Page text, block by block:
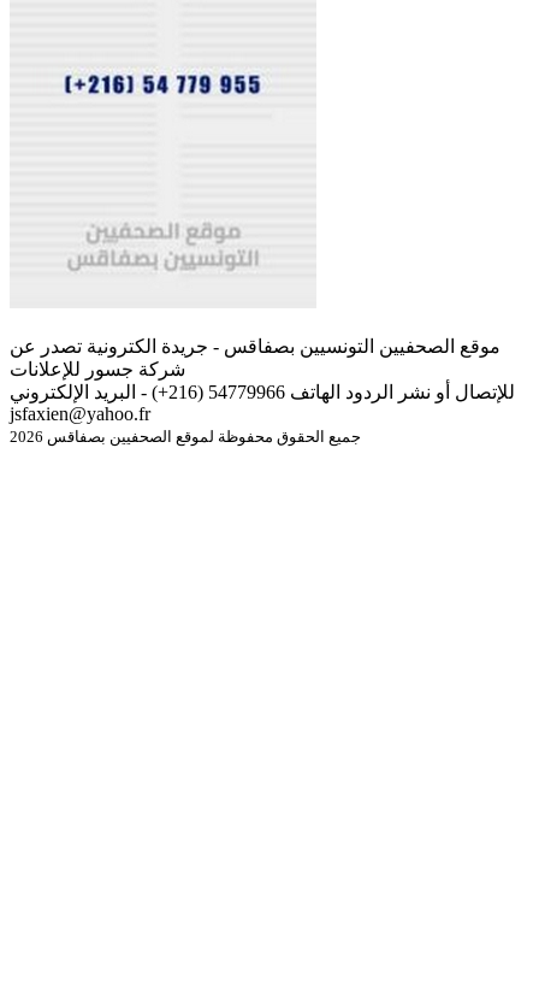
موقع الصحفيين التونسيين بصفاقس - جريدة الكترونية تصدر عن
شركة جسور للإعلانات
للإتصال أو نشر الردود الهاتف 54779966 (216+) - البريد الإلكتروني
jsfaxien@yahoo.fr
جميع الحقوق محفوظة لموقع الصحفيين بصفاقس 2026